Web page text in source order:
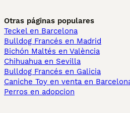
Otras páginas populares
Teckel en Barcelona
Bulldog Francés en Madrid
Bichón Maltés en València
Chihuahua en Sevilla
Bulldog Francés en Galicia
Caniche Toy en venta en
Perros en adopcion